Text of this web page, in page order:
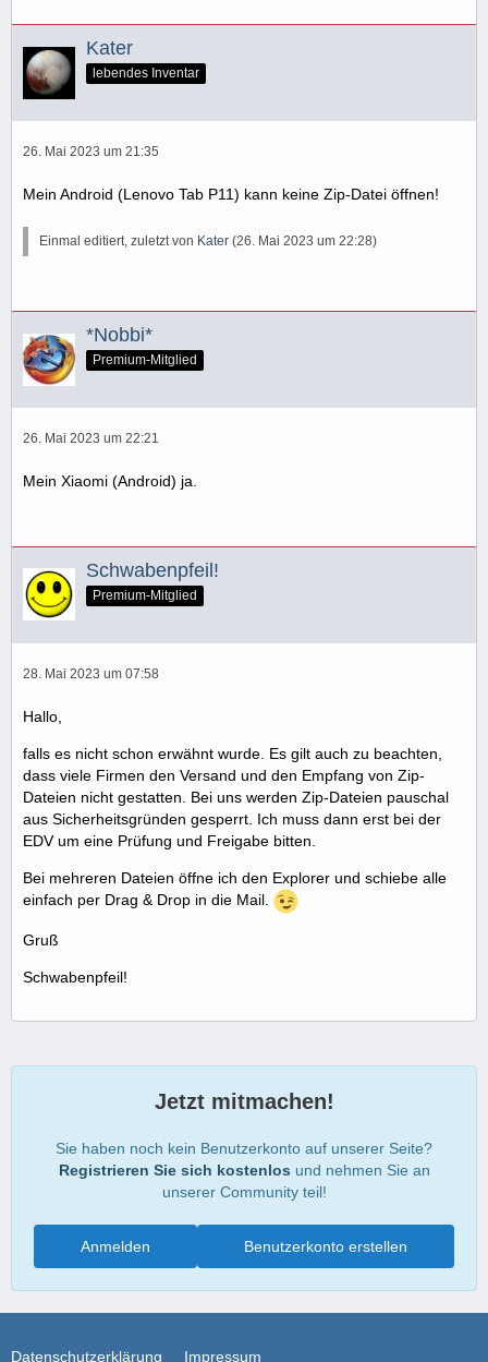
Kater
lebendes Inventar
26. Mai 2023 um 21:35
Mein Android (Lenovo Tab P11) kann keine Zip-Datei öffnen!
Einmal editiert, zuletzt von Kater (26. Mai 2023 um 22:28)
*Nobbi*
Premium-Mitglied
26. Mai 2023 um 22:21
Mein Xiaomi (Android) ja.
Schwabenpfeil!
Premium-Mitglied
28. Mai 2023 um 07:58
Hallo,
falls es nicht schon erwähnt wurde. Es gilt auch zu beachten,
dass viele Firmen den Versand und den Empfang von Zip-
Dateien nicht gestatten. Bei uns werden Zip-Dateien pauschal
aus Sicherheitsgründen gesperrt. Ich muss dann erst bei der
EDV um eine Prüfung und Freigabe bitten.
Bei mehreren Dateien öffne ich den Explorer und schiebe alle
einfach per Drag & Drop in die Mail.
Gruß
Schwabenpfeil!
Jetzt mitmachen!
Sie haben noch kein Benutzerkonto auf unserer Seite?
Registrieren Sie sich kostenlos und nehmen Sie an
unserer Community teil!
Benutzerkonto erstellen
Anmelden
Datenschutzerklärung Impressum